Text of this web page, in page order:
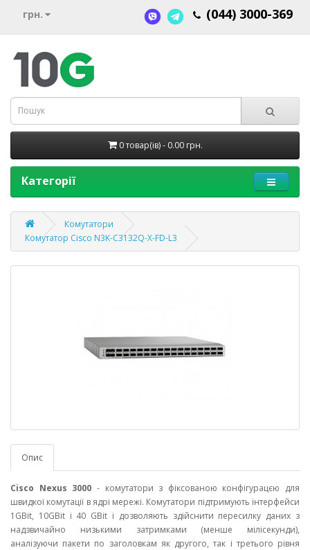
грн. (044) 3000-369
0 товар(ів) - 0.00 грн.
Категорії
Комутатори
Комутатор Cisco N3K-C3132Q-X-FD-L3
Опис
Cisco Nexus 3000 - комутатори з фіксованою конфігурацєю для
швидкої комутації в ядрі мережі. Комутатори підтримують інтерфейси
1GBit, 10GBit і 40 GBit і дозволяють здійснити пересилку даних з
надзвичайно низькими затримками (менше мілісекунди),
аналізуючи пакети по заголовкам як другого, так і третього рівня